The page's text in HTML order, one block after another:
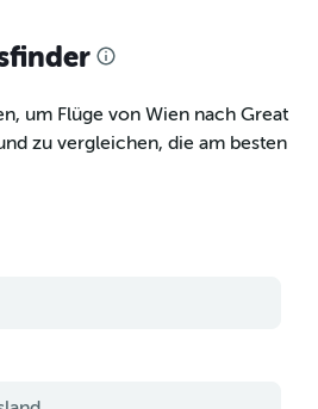
um Flüge von Wien nach Great
zu vergleichen, die am besten